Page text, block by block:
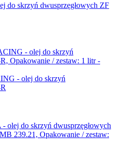
do skrzyń dwusprzęgłowych ZF
- olej do skrzyń